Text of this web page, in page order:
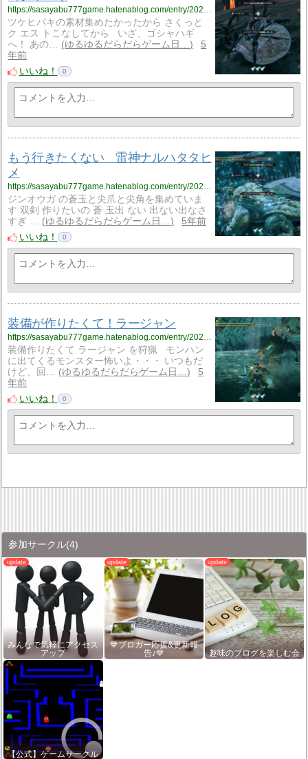
https://sasayabu777game.hatenablog.com/entry/2021/05/15/170000
ツケヒバキの素材集めたかったから さくっと
ク エス トこなしてから いざ、ゴシャハギ
へ！ あの…
ゆるゆるだらだらゲーム日…
5
年前
いいね！
0
もう行きたくない 雷神ナルハタタヒ
メ
https://sasayabu777game.hatenablog.com/entry/2021/05/14/170000
ジンオウガ の蒼玉と尖爪と尖角を集めていま
す 双剣 作りたいの 蒼 玉出 ない 出ない出なさ
すぎ …
ゆるゆるだらだらゲーム日…
5年前
いいね！
0
装備が作りたくて！ラージャン
https://sasayabu777game.hatenablog.com/entry/2021/05/09/212533
装備作りたくて ラージャン を狩猟 モンハン
に出てくるモンスター怖いよ・・・ いつもだ
けど、回…
ゆるゆるだらだらゲーム日…
5
年前
いいね！
0
参加サークル(4)
みんなで気軽にアクセス
アップ
💙ブロガー応援&更新報
告♪💙
趣味のブログを楽しむ会
【公式】ゲームサークル